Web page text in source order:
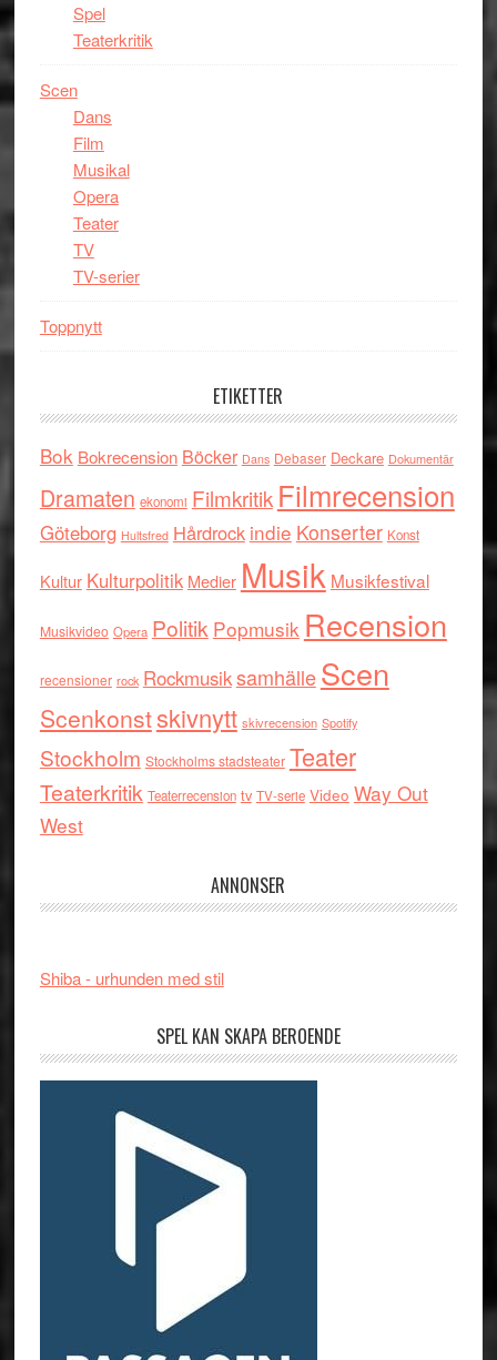
Spel
Teaterkritik
Scen
Dans
Film
Musikal
Opera
Teater
TV
TV-serier
Toppnytt
ETIKETTER
Bok Bokrecension Böcker Dans Debaser Deckare Dokumentär
Dramaten ekonomi Filmkritik Filmrecension
Göteborg Hultsfred Hårdrock indie Konserter Konst
Kultur Kulturpolitik Medier Musik Musikfestival
Musikvideo Opera Politik Popmusik Recension
recensioner rock RockmusiksamhälleScen
Scenkonstskivnytt skivrecension Spotify
Stockholm Stockholms stadsteater Teater
Teaterkritik Teaterrecension tv TV-serie Video Way Out
West
ANNONSER
Shiba - urhunden med stil
SPEL KAN SKAPA BEROENDE